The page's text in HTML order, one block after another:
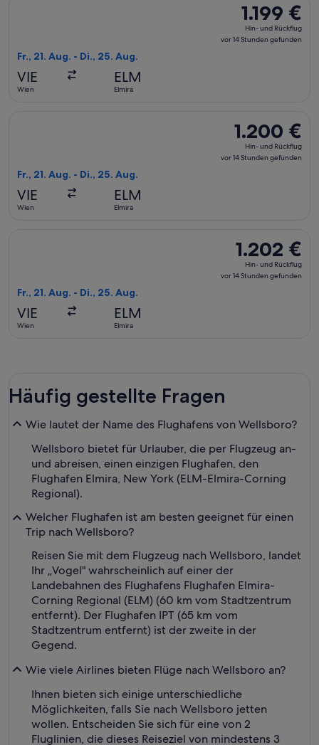
1.199 €
Hin-
und
1.199 €
Hin- und Rückflug
vor 14 Stunden gefunden
Fr., 21. Aug. - Di., 25. Aug.
VIE
Wien
ELM
Elmira
1.200 €
Hin-
und
1.200 €
Hin- und Rückflug
vor 14 Stunden gefunden
Fr., 21. Aug. - Di., 25. Aug.
VIE
Wien
ELM
Elmira
1.202 €
Hin-
und
1.202 €
Hin- und Rückflug
vor 14 Stunden gefunden
Fr., 21. Aug. - Di., 25. Aug.
VIE
Wien
ELM
Elmira
Häufig gestellte Fragen
Wie lautet der Name des Flughafens von Wellsboro?
Wellsboro bietet für Urlauber, die per Flugzeug an-
und abreisen, einen einzigen Flughafen, den
Flughafen Elmira, New York (ELM-Elmira-Corning
Regional).
Welcher Flughafen ist am besten geeignet für einen
Trip nach Wellsboro?
Reisen Sie mit dem Flugzeug nach Wellsboro, landet
Ihr „Vogel" wahrscheinlich auf einer der
Landebahnen des Flughafens Flughafen Elmira-
Corning Regional (ELM) (60 km vom Stadtzentrum
entfernt). Der Flughafen IPT (65 km vom
Stadtzentrum entfernt) ist der zweite in der
Gegend.
Wie viele Airlines bieten Flüge nach Wellsboro an?
Ihnen bieten sich einige unterschiedliche
Möglichkeiten, falls Sie nach Wellsboro jetten
wollen. Entscheiden Sie sich für eine von 2
Fluglinien, die dieses Reiseziel von mindestens 3